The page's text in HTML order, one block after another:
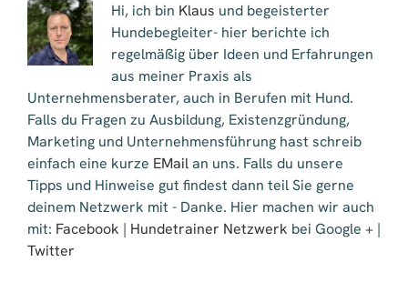
Hi, ich bin Klaus und begeisterter
Hundebegleiter- hier berichte ich
regelmäßig über Ideen und Erfahrungen
aus meiner Praxis als
Unternehmensberater, auch in Berufen mit Hund.
Falls du Fragen zu Ausbildung, Existenzgründung,
Marketing und Unternehmensführung hast schreib
einfach eine kurze EMailan uns. Falls du unsere
Tipps und Hinweise gut findest dann teil Sie gerne
deinem Netzwerk mit - Danke. Hier machen wir auch
mit: Facebook | Hundetrainer Netzwerk bei Google + |
Twitter